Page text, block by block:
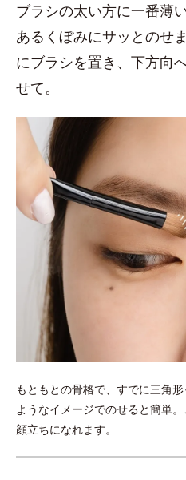
ブラシの太い方に一番薄
あるくぼみにサッとのせ
にブラシを置き、下方向
せて。
もともとの骨格で、すでに三角
ようなイメージでのせると簡単
顔立ちになれます。